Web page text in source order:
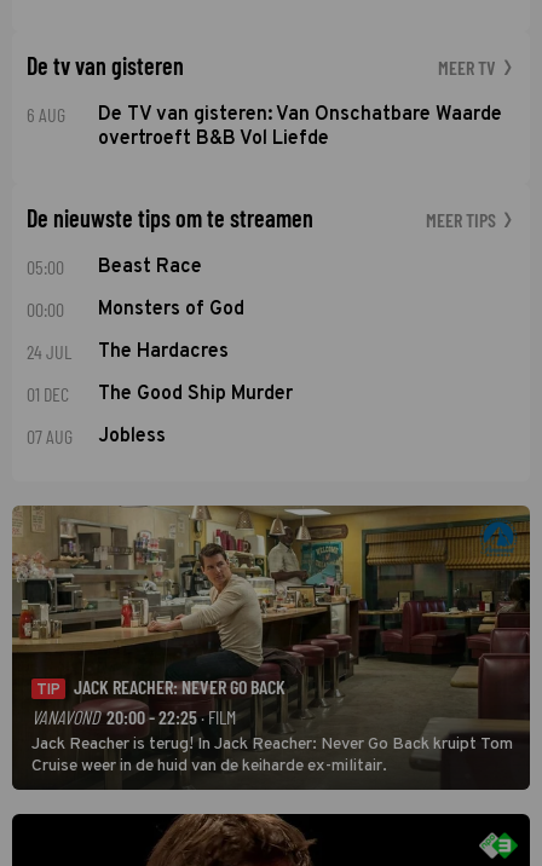
De tv van gisteren MEER TV
6 AUG
De TV van gisteren: Van Onschatbare Waarde
overtroeft B&B Vol Liefde
De nieuwste tips om te streamen MEER TIPS
05:00 Beast Race
00:00 Monsters of God
24 JUL The Hardacres
01 DEC The Good Ship Murder
07 AUG Jobless
TIP
JACK REACHER: NEVER GO BACK
VANAVOND 20:00 - 22:25 · FILM
Jack Reacher is terug! In Jack Reacher: Never Go Back kruipt Tom
Cruise weer in de huid van de keiharde ex-militair.